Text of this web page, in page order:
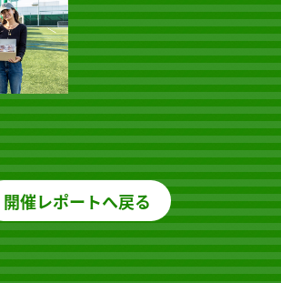
開催レポートへ戻る